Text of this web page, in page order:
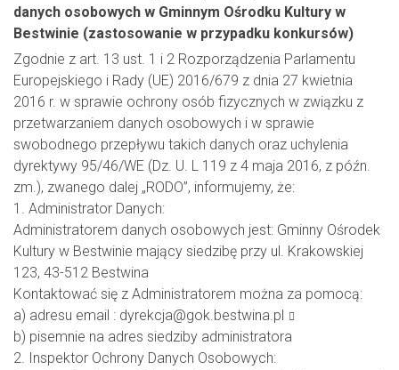
danych osobowych w Gminnym Ośrodku Kultury w
Bestwinie (zastosowanie w przypadku konkursów)
Zgodnie z art. 13 ust. 1 i 2 Rozporządzenia Parlamentu
Europejskiego i Rady (UE) 2016/679 z dnia 27 kwietnia
2016 r. w sprawie ochrony osób fizycznych w związku z
przetwarzaniem danych osobowych i w sprawie
swobodnego przepływu takich danych oraz uchylenia
dyrektywy 95/46/WE (Dz. U. L 119 z 4 maja 2016, z późn.
zm.), zwanego dalej „RODO”, informujemy, że:
1. Administrator Danych:
Administratorem danych osobowych jest: Gminny Ośrodek
Kultury w Bestwinie mający siedzibę przy ul. Krakowskiej
123, 43-512 Bestwina
Kontaktować się z Administratorem można za pomocą:
a) adresu email : dyrekcja@gok.bestwina.pl
b) pisemnie na adres siedziby administratora
2. Inspektor Ochrony Danych Osobowych: